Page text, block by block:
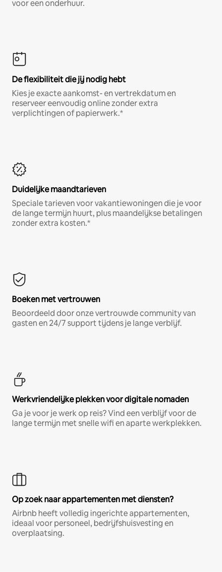
voor een onderhuur.
De flexibiliteit die jij nodig hebt
Kies je exacte aankomst- en vertrekdatum en
reserveer eenvoudig online zonder extra
verplichtingen of papierwerk.*
Duidelijke maandtarieven
Speciale tarieven voor vakantiewoningen die je voor
de lange termijn huurt, plus maandelijkse betalingen
zonder extra kosten.*
Boeken met vertrouwen
Beoordeeld door onze vertrouwde community van
gasten en 24/7 support tijdens je lange verblijf.
Werkvriendelijke plekken voor digitale nomaden
Ga je voor je werk op reis? Vind een verblijf voor de
lange termijn met snelle wifi en aparte werkplekken.
Op zoek naar appartementen met diensten?
Airbnb heeft volledig ingerichte appartementen,
ideaal voor personeel, bedrijfshuisvesting en
overplaatsing.